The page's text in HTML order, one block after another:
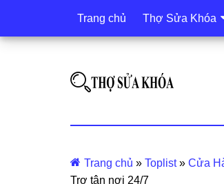
Trang chủ Thợ Sửa Khóa
Trang chủ » Toplist» Cửa
Trợ tận nơi 24/7